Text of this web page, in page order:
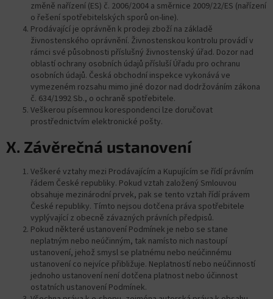
změně nařízení (ES) č. 2006/2004 a směrnice 2009/22/ES (nařízení
o řešení spotřebitelských sporů on-line).
Prodávající je oprávněn k prodeji zboží na základě
živnostenského oprávnění. Živnostenskou kontrolu provádí v
rámci své působnosti příslušný živnostenský úřad. Dozor nad
oblastí ochrany osobních údajů přísluší Úřadu pro ochranu
osobních údajů. Česká obchodní inspekce vykonává ve
vymezeném rozsahu mimo jiné dozor nad dodržováním zákona
č. 634/1992 Sb., o ochraně spotřebitele.
Veškerou písemnou korespondenci lze doručovat
prostřednictvím elektronické pošty.
X. Závěrečná ustanovení
Veškeré vztahy mezi Prodávajícím a Kupujícím se řídí právním
řádem České republiky. Pokud vztah založený Smlouvou
obsahuje mezinárodní prvek, pak se tento vztah řídí právem
České republiky. Tímto nejsou dotčena práva spotřebitele
vyplývající z obecně závazných právních předpisů.
Pokud některé ustanovení Podmínek je nebo se stane
neplatným nebo neúčinným, tak namísto nich nastoupí
ustanovení, jehož smysl se platnému nebo neúčinnému
ustanovení co nejvíce přibližuje. Neplatností nebo neúčinností
jednoho ustanovení není dotčena platnost nebo účinnost
ostatních ustanovení Podmínek.